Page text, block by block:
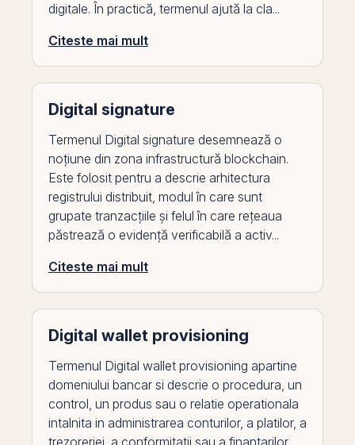
digitale. În practică, termenul ajută la cla...
Citeste mai mult
Digital signature
Termenul Digital signature desemnează o
noțiune din zona infrastructură blockchain.
Este folosit pentru a descrie arhitectura
registrului distribuit, modul în care sunt
grupate tranzacțiile și felul în care rețeaua
păstrează o evidență verificabilă a activ...
Citeste mai mult
Digital wallet provisioning
Termenul Digital wallet provisioning apartine
domeniului bancar si descrie o procedura, un
control, un produs sau o relatie operationala
intalnita in administrarea conturilor, a platilor, a
trezoreriei, a conformitatii sau a finantarilor.